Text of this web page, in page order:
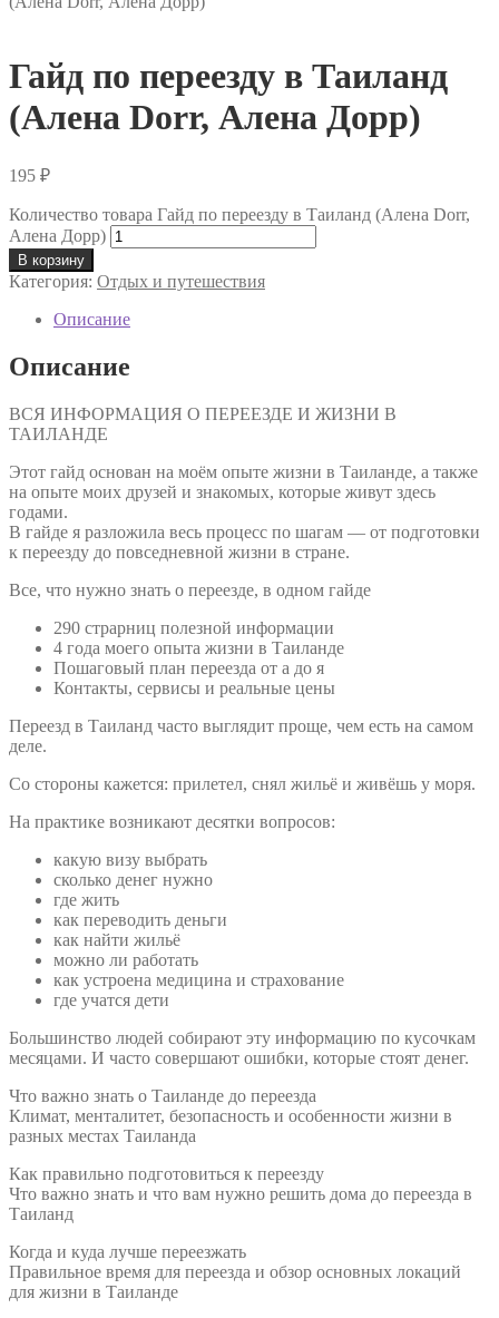
Гайд по переезду в Таиланд
(Алена Dorr, Алена Дорр)
195 ₽
Количество товара Гайд по переезду в Таиланд (Алена Dorr,
Алена Дорр)
В корзину
Категория: Отдых и путешествия
Описание
Описание
ВСЯ ИНФОРМАЦИЯ О ПЕРЕЕЗДЕ И ЖИЗНИ В
ТАИЛАНДЕ
Этот гайд основан на моём опыте жизни в Таиланде, а также
на опыте моих друзей и знакомых, которые живут здесь
годами.
В гайде я разложила весь процесс по шагам — от подготовки
к переезду до повседневной жизни в стране.
Все, что нужно знать о переезде, в одном гайде
290 страрниц полезной информации
4 года моего опыта жизни в Таиланде
Пошаговый план переезда от а до я
Контакты, сервисы и реальные цены
Переезд в Таиланд часто выглядит проще, чем есть на самом
деле.
Со стороны кажется: прилетел, снял жильё и живёшь у моря.
На практике возникают десятки вопросов:
какую визу выбрать
сколько денег нужно
где жить
как переводить деньги
как найти жильё
можно ли работать
как устроена медицина и страхование
где учатся дети
Большинство людей собирают эту информацию по кусочкам
месяцами. И часто совершают ошибки, которые стоят денег.
Что важно знать о Таиланде до переезда
Климат, менталитет, безопасность и особенности жизни в
разных местах Таиланда
Как правильно подготовиться к переезду
Что важно знать и что вам нужно решить дома до переезда в
Таиланд
Когда и куда лучше переезжать
Правильное время для переезда и обзор основных локаций
для жизни в Таиланде